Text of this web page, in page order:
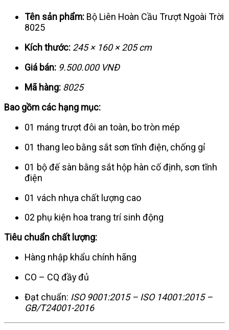
Tên sản phẩm: Bộ Liên Hoàn Cầu Trượt Ngoài Trời
8025
Kích thước: 245 × 160 × 205 cm
Giá bán: 9.500.000 VNĐ
Mã hàng: 8025
Bao gồm các hạng mục:
01 máng trượt đôi an toàn, bo tròn mép
01 thang leo bằng sắt sơn tĩnh điện, chống gỉ
01 bộ đế sàn bằng sắt hộp hàn cố định, sơn tĩnh
điện
01 vách nhựa chất lượng cao
02 phụ kiện hoa trang trí sinh động
Tiêu chuẩn chất lượng:
Hàng nhập khẩu chính hãng
CO – CQ đầy đủ
Đạt chuẩn: ISO 9001:2015 – ISO 14001:2015 –
GB/T24001-2016